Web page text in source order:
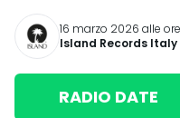
16 marzo 2026 alle ore
Island Records Italy
RADIO DATE